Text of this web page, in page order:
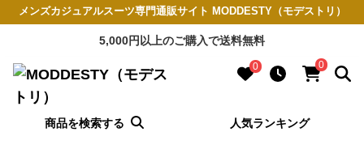
メンズカジュアルスーツ専門通販サイト MODDESTY（モデストリ）
5,000円以上のご購入で送料無料
0 0
商品を検索する 人気ランキング